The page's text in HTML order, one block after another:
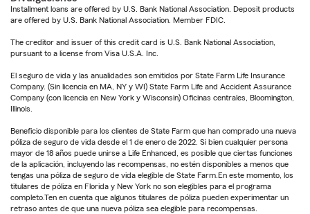
Installment loans are offered by U.S. Bank National Association. Deposit products
are offered by U.S. Bank National Association. Member FDIC.
The creditor and issuer of this credit card is U.S. Bank National Association,
pursuant to a license from Visa U.S.A. Inc.
El seguro de vida y las anualidades son emitidos por State Farm Life Insurance
Company. (Sin licencia en MA, NY y WI) State Farm Life and Accident Assurance
Company (con licencia en New York y Wisconsin) Oficinas centrales, Bloomington,
Illinois.
Beneficio disponible para los clientes de State Farm que han comprado una nueva
póliza de seguro de vida desde el 1 de enero de 2022. Si bien cualquier persona
mayor de 18 años puede unirse a Life Enhanced, es posible que ciertas funciones
de la aplicación, incluyendo las recompensas, no estén disponibles a menos que
tengas una póliza de seguro de vida elegible de State Farm.En este momento, los
titulares de póliza en Florida y New York no son elegibles para el programa
completo.Ten en cuenta que algunos titulares de póliza pueden experimentar un
retraso antes de que una nueva póliza sea elegible para recompensas.